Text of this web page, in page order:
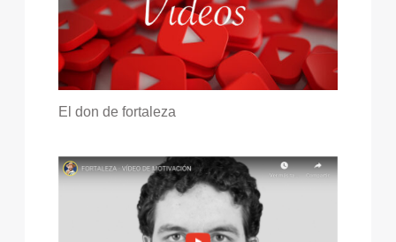
El don de fortaleza